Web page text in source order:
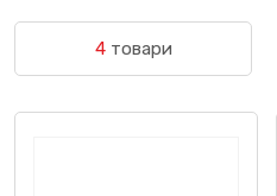
4товари